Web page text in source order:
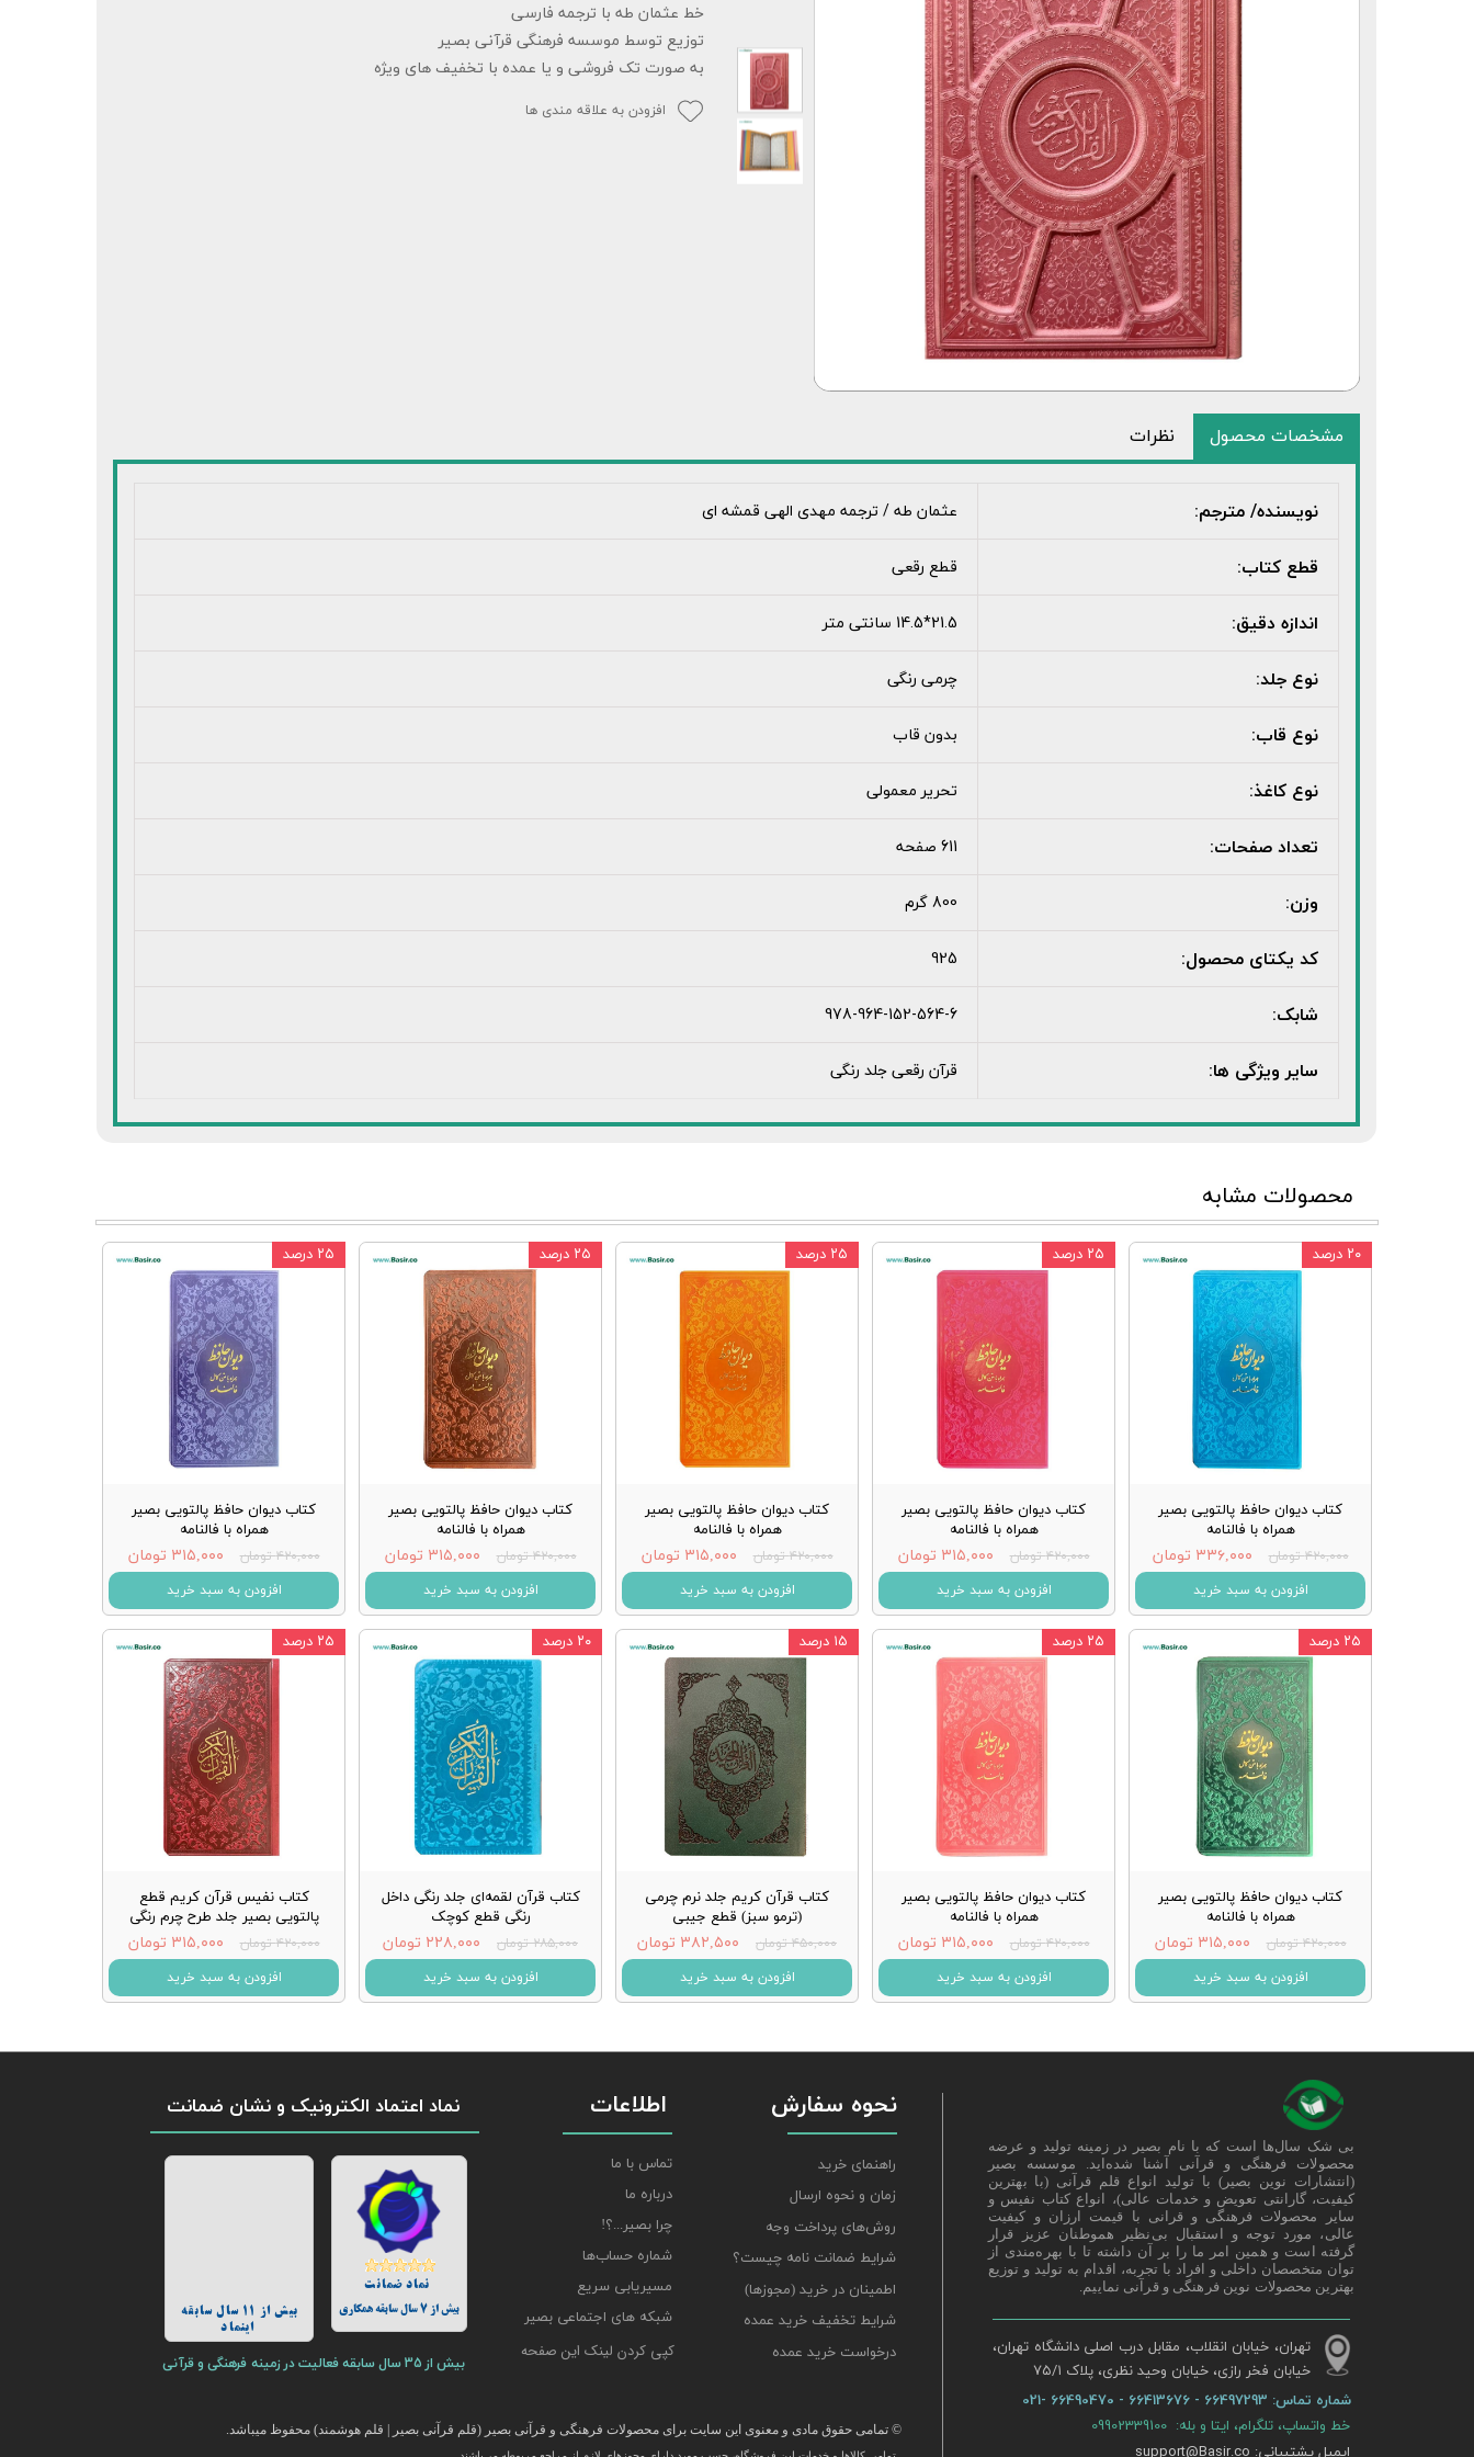
خط عثمان طه با ترجمه فارسی
توزیع توسط موسسه فرهنگی قرآنی بصیر
به صورت تک فروشی و یا عمده با تخفیف های ویژه
افزودن به علاقه مندی ها
مشخصات محصول نظرات
نویسنده/ مترجم: عثمان طه / ترجمه مهدی الهی قمشه ای
قطع کتاب: قطع رقعی
اندازه دقیق: 21.5*14.5 سانتی متر
نوع جلد: چرمی رنگی
نوع قاب: بدون قاب
نوع کاغذ: تحریر معمولی
تعداد صفحات: 611 صفحه
وزن: 800 گرم
کد یکتای محصول: 925
شابک: 978-964-152-564-6
سایر ویژگی ها: قرآن رقعی جلد رنگی
محصولات مشابه
کتاب دیوان حافظ پالتویی بصیر
همراه با فالنامه
۴۲۰,۰۰۰ تومان ۳۳۶,۰۰۰ تومان
افزودن به سبد خرید
۲۰ درصد
کتاب دیوان حافظ پالتویی بصیر
همراه با فالنامه
۴۲۰,۰۰۰ تومان ۳۱۵,۰۰۰ تومان
افزودن به سبد خرید
۲۵ درصد
کتاب دیوان حافظ پالتویی بصیر
همراه با فالنامه
۴۲۰,۰۰۰ تومان ۳۱۵,۰۰۰ تومان
افزودن به سبد خرید
۲۵ درصد
کتاب دیوان حافظ پالتویی بصیر
همراه با فالنامه
۴۲۰,۰۰۰ تومان ۳۱۵,۰۰۰ تومان
افزودن به سبد خرید
۲۵ درصد
کتاب دیوان حافظ پالتویی بصیر
همراه با فالنامه
۴۲۰,۰۰۰ تومان ۳۱۵,۰۰۰ تومان
افزودن به سبد خرید
۲۵ درصد
کتاب دیوان حافظ پالتویی بصیر
همراه با فالنامه
۴۲۰,۰۰۰ تومان ۳۱۵,۰۰۰ تومان
افزودن به سبد خرید
۲۵ درصد
کتاب دیوان حافظ پالتویی بصیر
همراه با فالنامه
۴۲۰,۰۰۰ تومان ۳۱۵,۰۰۰ تومان
افزودن به سبد خرید
۲۵ درصد
کتاب قرآن کریم جلد نرم چرمی
(ترمو سبز) قطع جیبی
۴۵۰,۰۰۰ تومان ۳۸۲,۵۰۰ تومان
افزودن به سبد خرید
۱۵ درصد
کتاب قرآن لقمه‌ای جلد رنگی داخل
رنگی قطع کوچک
۲۸۵,۰۰۰ تومان ۲۲۸,۰۰۰ تومان
افزودن به سبد خرید
۲۰ درصد
کتاب نفیس قرآن کریم قطع
پالتویی بصیر جلد طرح چرم رنگی
۴۲۰,۰۰۰ تومان ۳۱۵,۰۰۰ تومان
افزودن به سبد خرید
۲۵ درصد
نحوه سفارش
راهنمای خرید
زمان و نحوه ارسال
روش‌های پرداخت وجه
شرایط ضمانت نامه چیست؟
اطمینان در خرید (مجوزها)
شرایط تخفیف خرید عمده
درخواست خرید عمده
© تمامی حقوق مادی و معنوی این سایت برای محصولات فرهنگی و قرآنی بصیر (قلم قرآنی بصیر | قلم هوشمند) محفوظ میباشد.
نماد اعتماد الکترونیک و نشان ضمانت
بیش از 11 سال سابقه
اینماد
بیش از 35 سال سابقه فعالیت در زمینه فرهنگی و قرآنی
بیش از 7 سال سابقه همکاری
اطلاعات
تماس با ما
درباره ما
چرا بصیر...؟!
شماره حساب‌ها
مسیریابی سریع
شبکه های اجتماعی بصیر
تهران، خیابان انقلاب، مقابل درب اصلی دانشگاه تهران،
خیابان فخر رازی، خیابان وحید نظری، پلاک ۷۵/۱​​​​​​​
شماره تماس:
بی شک سال‌ها است که با نام بصیر در زمینه تولید و عرضه
محصولات فرهنگی و قرآنی آشنا شده‌اید. موسسه بصیر
(انتشارات نوین بصیر) با تولید انواع قلم قرآنی (با بهترین
کیفیت، گارانتی تعویض و خدمات عالی)، انواع کتاب نفیس و
سایر محصولات فرهنگی و قرانی با قیمت ارزان و کیفیت
عالی، مورد توجه و استقبال بی‌نظیر هموطنان عزیز قرار
گرفته است و همین امر ما را بر آن داشته تا با بهره‌مندی از
توان متخصصان داخلی و افراد با تجربه، اقدام به تولید و توزیع
بهترین محصولات نوین فرهنگی و قرآنی نماییم.
خط واتساپ، تلگرام، ایتا و بله: 09902339100
ایمیل پشتیبانی: support@Basir.co
کپی کردن لینک این صفحه